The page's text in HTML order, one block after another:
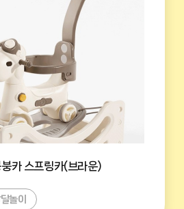
카 스프링카(브라운)
놀이